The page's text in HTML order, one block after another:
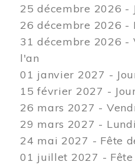
25 décembre 2026 -
26 décembre 2026 -
31 décembre 2026 -
l'an
01 janvier 2027 -
15 février 2027 -
26 mars 2027 -
29 mars 2027 -
24 mai 2027 - Fête
01 juillet 2027 - Fête